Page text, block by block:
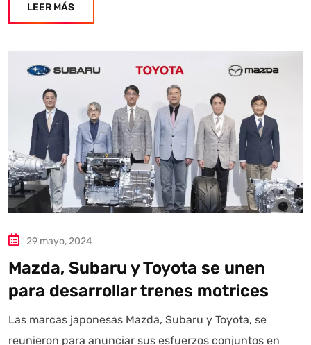
LEER MÁS
29 mayo, 2024
Mazda, Subaru y Toyota se unen
para desarrollar trenes motrices
Las marcas japonesas Mazda, Subaru y Toyota, se
reunieron para anunciar sus esfuerzos conjuntos en
Asistente con IA en desarrollo. Autoanalítica optimiza
diariamente su exactitud."